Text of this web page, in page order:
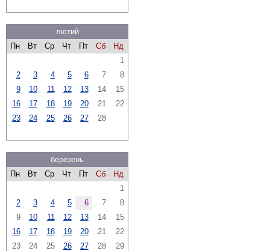
лютий
Пн
Вт Ср Чт Пт Сб
Нд
1
2
3 4 5 6 7
8
9
10 11 12 13 14
15
16
17 18 19 20 21
22
23
24 25 26 27 28
березень
Пн
Вт Ср Чт Пт Сб
Нд
1
2
3 4 5 6 7
8
9
10 11 12 13 14
15
16
17 18 19 20 21
22
23
24 25 26 27 28
29